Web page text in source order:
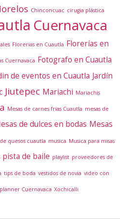
Chinconcuac cirugia plástica
Cuernavaca
Florerias en Cuautla Florerías en
Cuernavaca Fotografo en Cuautla
de eventos en Cuautla Jardín
Jiutepec Mariachi Mariachis
Mesas de carnes frías Cuautla mesas de
de dulces en bodas Mesas
quesos cuautla musica Musica para misas
pista de baile playlist proveedores de
tips de boda vestidos de novia video con
Cuernavaca Xochicalli